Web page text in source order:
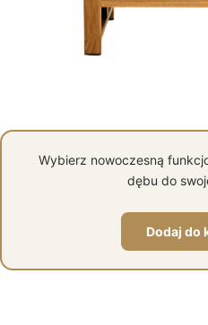
Wybierz nowoczesną
dębu do
Dodaj do